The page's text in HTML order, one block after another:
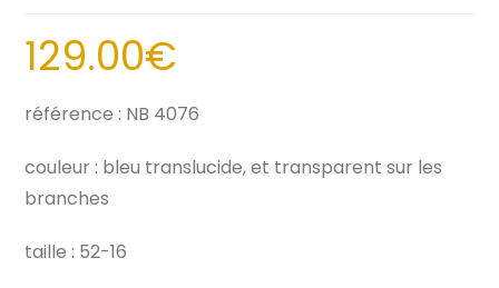
129.00€
référence : NB 4076
couleur : bleu translucide, et transparent sur les
branches
taille : 52-16